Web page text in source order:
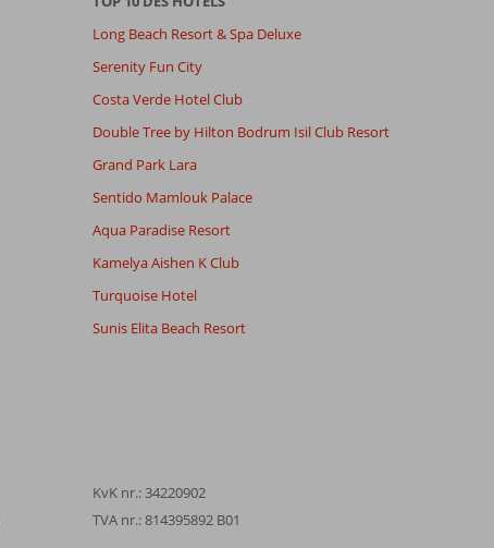
Long Beach Resort & Spa Deluxe
Serenity Fun City
Costa Verde Hotel Club
Double Tree by Hilton Bodrum Isil Club Resort
Grand Park Lara
Sentido Mamlouk Palace
Aqua Paradise Resort
Kamelya Aishen K Club
Turquoise Hotel
Sunis Elita Beach Resort
KvK nr.: 34220902
TVA nr.: 814395892 B01